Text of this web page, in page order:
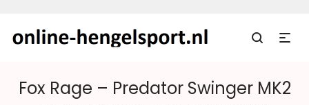
Fox Rage – Predator Swinger MK2